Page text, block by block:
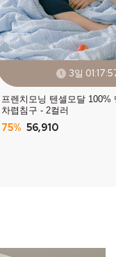
3일
프렌치모닝 텐셀모달 100%
차렵침구 - 2컬러
75% 56,910